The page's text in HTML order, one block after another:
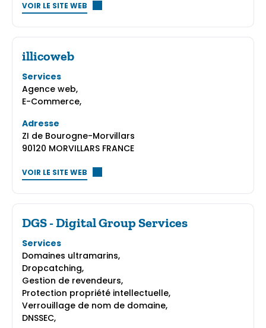
VOIR LE SITE WEB
illicoweb
Services
Agence web,
E-Commerce,
Adresse
ZI de Bourogne-Morvillars
90120 MORVILLARS FRANCE
VOIR LE SITE WEB
DGS - Digital Group Services
Services
Domaines ultramarins,
Dropcatching,
Gestion de revendeurs,
Protection propriété intellectuelle,
Verrouillage de nom de domaine,
DNSSEC,